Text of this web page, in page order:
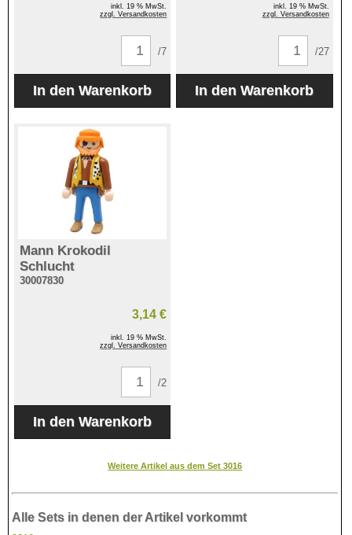
inkl. 19 % MwSt.
zzgl. Versandkosten
/7
inkl. 19 % MwSt.
zzgl. Versandkosten
/27
Mann Krokodil
Schlucht
30007830
3,14 €
inkl. 19 % MwSt.
zzgl. Versandkosten
/2
Weitere Artikel aus dem Set 3016
Alle Sets in denen der Artikel vorkommt